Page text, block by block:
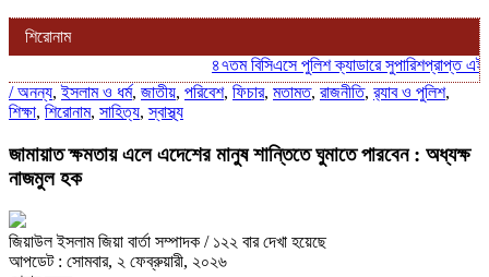
শিরোনাম
৪৭তম বিসিএসে পুলিশ ক্যাডারে সুপারিশপ্রাপ্ত এইচ
/অনন্য,ইসলাম ও ধর্ম, জাতীয়, পরিবেশ, ফিচার, মতামত, রাজনীতি, র‍্যাব ও পুলিশ,
শিক্ষা, শিরোনাম, সাহিত্য,স্বাস্থ্য
জামায়াত ক্ষমতায় এলে এদেশের মানুষ শান্তিতে ঘুমাতে পারবেন : অধ্যক্ষ
নাজমুল হক
জিয়াউল ইসলাম জিয়া বার্তা সম্পাদক / ১২২ বার দেখা হয়েছে
আপডেট : সোমবার, ২ ফেব্রুয়ারী, ২০২৬